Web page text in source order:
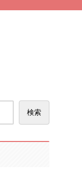
検索